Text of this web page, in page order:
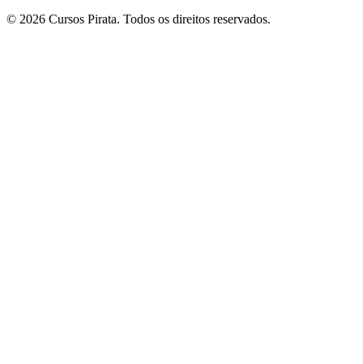
© 2026 Cursos Pirata. Todos os direitos reservados.